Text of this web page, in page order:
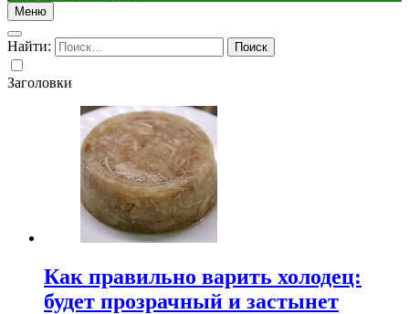
Меню
Найти:
Заголовки
Как правильно варить холодец:
будет прозрачный и застынет